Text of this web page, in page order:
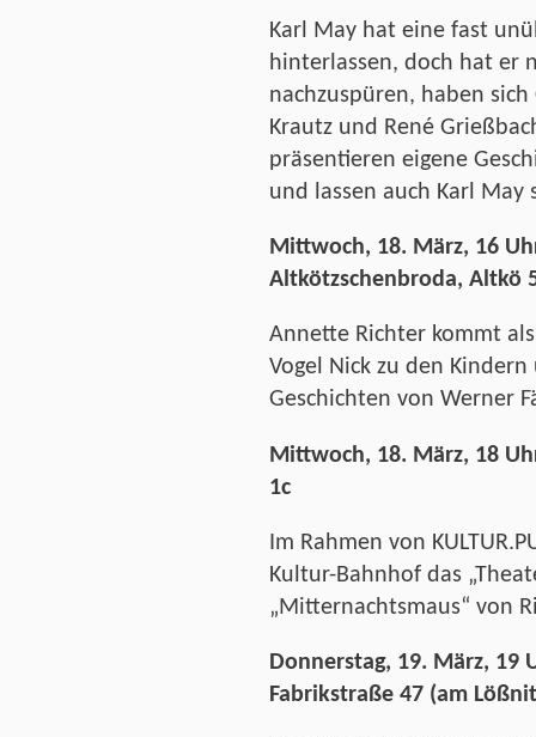
Karl May hat eine fast
hinterlassen, doch hat er
nachzuspüren, haben
Krautz und René
präsentieren eigene
und lassen auch Karl
Mittwoch, 18. März, 16
Altkötzschenbroda, Altkö
Annette Richter kommt
Vogel Nick zu den
Geschichten von Werner
Mittwoch, 18. März, 18
1c
Im Rahmen von
Kultur-Bahnhof das
„Mitternachtsmaus“ von
Donnerstag, 19. März, 19
Fabrikstraße 47 (am